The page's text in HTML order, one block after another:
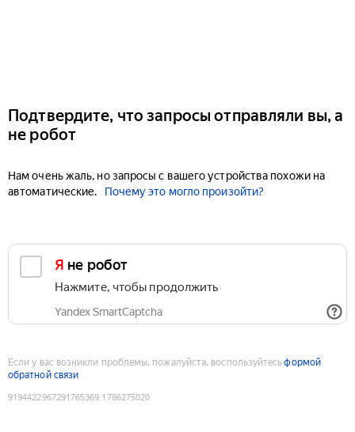
Подтвердите, что запросы отправляли вы, а
не робот
Нам очень жаль, но запросы с вашего устройства похожи на
автоматические.
Почему это могло произойти?
Я не робот
Нажмите, чтобы продолжить
Yandex SmartCaptcha
Если у вас возникли проблемы, пожалуйста, воспользуйтесьформой
обратной связи
9194422967291765369:1786275020